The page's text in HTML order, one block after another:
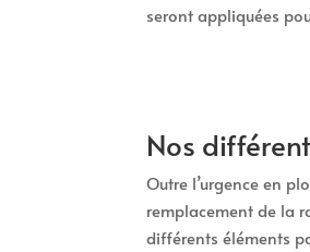
seront appliquées
Nos
Outre l’urgence en
remplacement de la
différents éléments